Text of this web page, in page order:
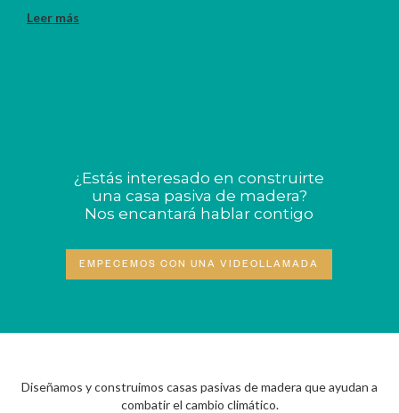
Leer más
¿Estás interesado en construirte
una casa pasiva de madera?
Nos encantará hablar contigo
EMPECEMOS CON UNA VIDEOLLAMADA
Diseñamos y construimos casas pasivas de madera que ayudan a
combatir el cambio climático.